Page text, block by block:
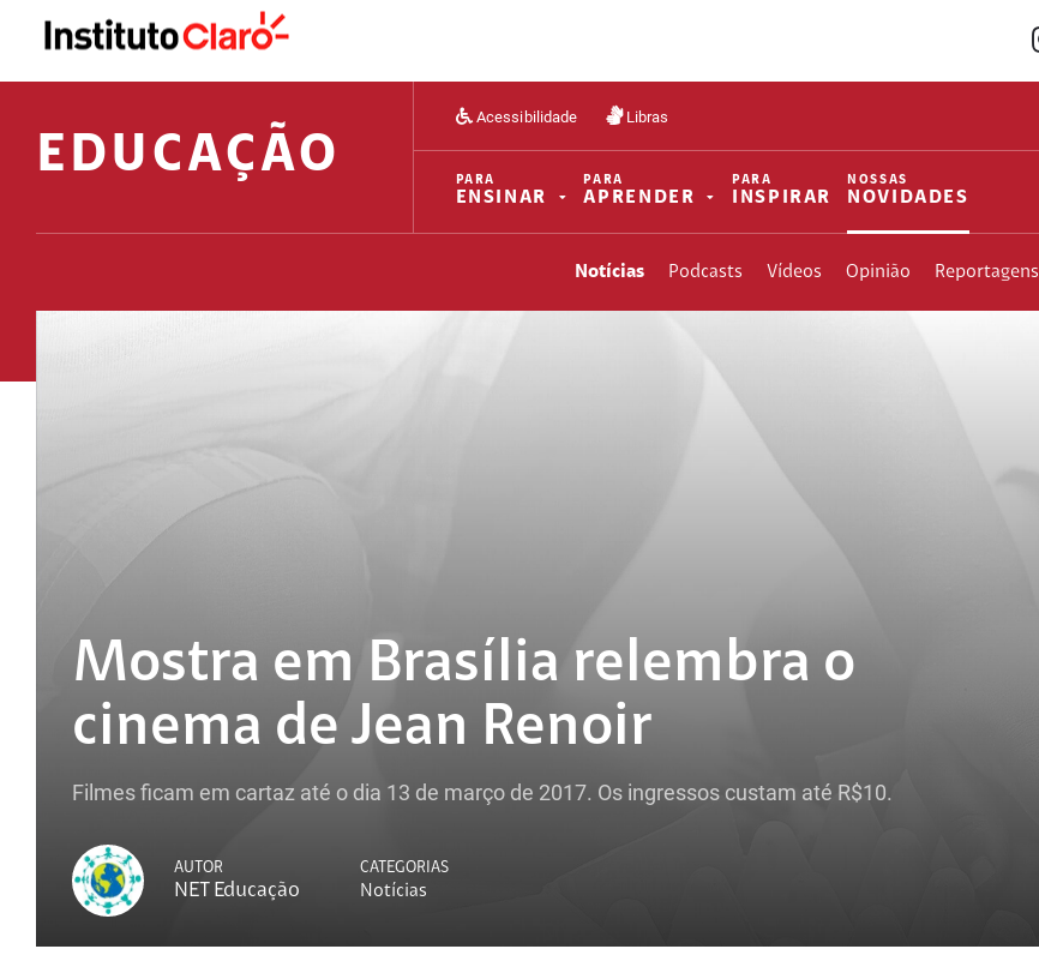
EDUCAÇÃO
Acessibilidade Libras
PARA
ENSINAR
PARA
APRENDER
PARA
INSPIRAR
NOSSAS
NOVIDADES
Notícias Podcasts Vídeos Opinião Reportagens
Mostra em Brasília relembra o
cinema de Jean Renoir
Filmes ficam em cartaz até o dia 13 de março de 2017. Os ingressos custam até R$10.
AUTOR
NET Educação
CATEGORIAS
Notícias